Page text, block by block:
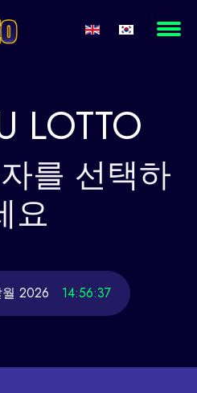
LOTTO
를 선택하
요
2026 14:56:37